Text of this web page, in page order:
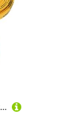
Parliky 2 Paare Hockey Schnürsenkel Gewachst Langlebig rutschfest für Schlittschuhe Rollschuhe Eishockey Schuhe Gelb Grün